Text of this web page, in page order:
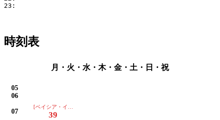
23:
時刻表
月・火・水・木・金・土・日・祝
05
06
07
[ベイシア・イオン・グリーンセンターは通過します]
39